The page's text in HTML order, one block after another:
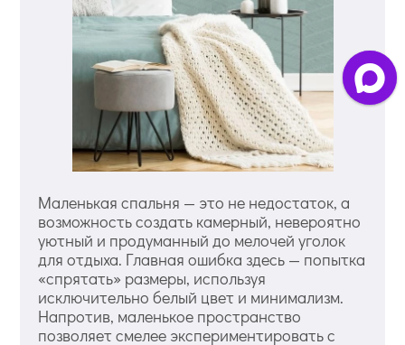
Маленькая спальня — это не недостаток, а
возможность создать камерный, невероятно
уютный и продуманный до мелочей уголок
для отдыха. Главная ошибка здесь — попытка
«спрятать» размеры, используя
исключительно белый цвет и минимализм.
Напротив, маленькое пространство
позволяет смелее экспериментировать с